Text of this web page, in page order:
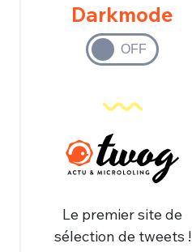
Darkmode
Le premier site de
sélection de tweets !